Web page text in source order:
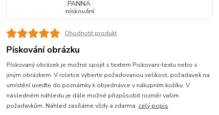
Ohodnotit produkt
Pískování obrázku
Pískovaný obrázek je možné spojit s textem Piskovani-textu nebo s
jiným obrázkem. V roletce vyberte požadovanou velikost, požadavek na
umístění uveďte do poznámky k objednávce v nákupním košíku. V
následném náhledu je dále možné přizpůsobit rozměr vašim
požadavkům. Náhled zasíláme vždy a zdarma. celý popis